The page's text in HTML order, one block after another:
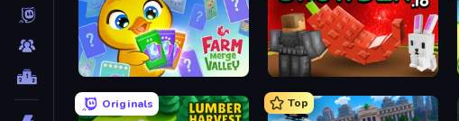
Farm Merge Valley Grow A Garden | Growden.io
Originals Top